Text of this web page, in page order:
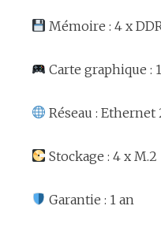
Mémoire : 4 x
Carte graphique :
Réseau : Ethernet
Stockage : 4 x M.2
Garantie : 1 an